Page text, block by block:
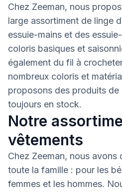
Chez Zeeman, nous
large assortiment de linge
essuie-mains et des
coloris basiques et
également du fil à
nombreux coloris et
proposons des produits
toujours en stock.
Notre
vêtements
Chez Zeeman, nous avons
toute la famille : pour les
femmes et les hommes.